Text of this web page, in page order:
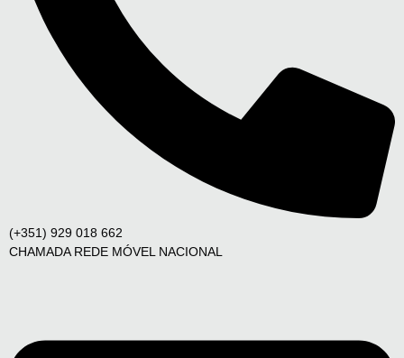
(+351) 929 018 662
CHAMADA REDE MÓVEL NACIONAL